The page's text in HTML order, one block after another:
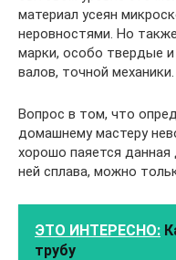
материал усеян
неровностями. Но
марки, особо твердые
валов, точной
Вопрос в том, что
домашнему мастеру
хорошо паяется данная
ней сплава, можно
ЭТО ИНТЕРЕСНО:
трубу